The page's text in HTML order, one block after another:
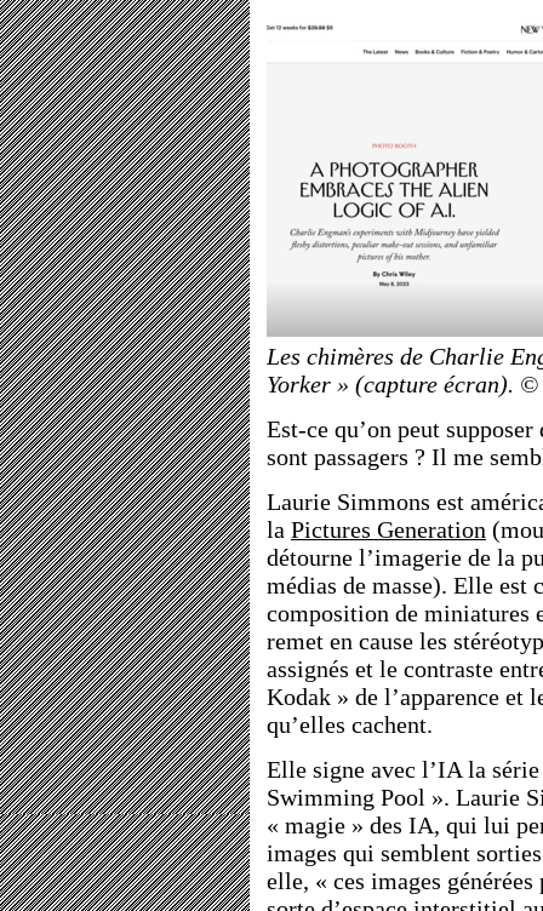
Les chimères de Charlie
Yorker » (capture écran). ©
Est-ce qu’on peut
sont passagers ? Il me
Laurie Simmons est
la Pictures Generation
détourne l’imagerie de la
médias de masse). Elle est
composition de miniatures
remet en cause les
assignés et le contraste
Kodak » de l’apparence et
qu’elles cachent.
Elle signe avec l’IA la
Swimming Pool ». Laurie
« magie » des IA, qui lui
images qui semblent
elle, « ces images